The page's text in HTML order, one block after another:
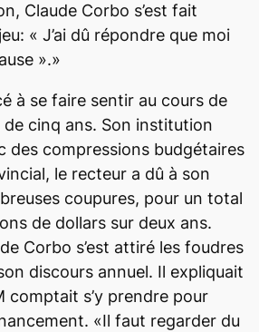
Claude Corbo s’est fait
« J’ai dû répondre que moi
».»
à se faire sentir au cours de
cinq ans. Son institution
des compressions budgétaires
le recteur a dû à son
coupures, pour un total
de dollars sur deux ans.
Corbo s’est attiré les foudres
discours annuel. Il expliquait
comptait s’y prendre pour
«Il faut regarder du